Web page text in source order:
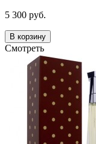
5 300 руб.
В корзину
Смотреть